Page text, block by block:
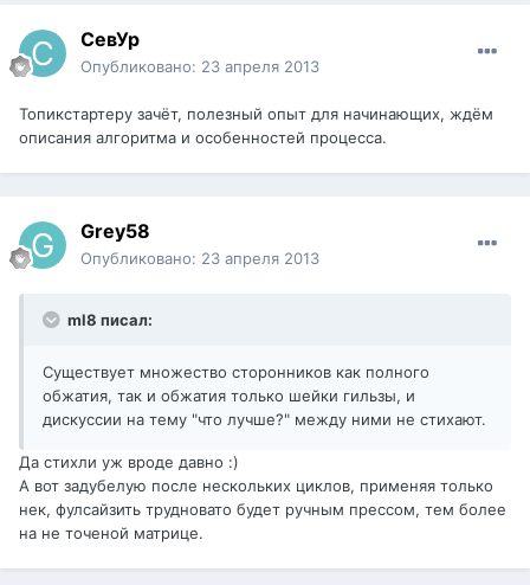
СевУр
Опубликовано: 23 апреля 2013
Топикстартеру зачёт, полезный опыт для начинающих, ждём
описания алгоритма и особенностей процесса.
Grey58
Опубликовано: 23 апреля 2013
ml8 писал:
Существует множество сторонников как полного
обжатия, так и обжатия только шейки гильзы, и
дискуссии на тему "что лучше?" между ними не стихают.
Да стихли уж вроде давно :)
А вот задубелую после нескольких циклов, применяя только
нек, фулсайзить трудновато будет ручным прессом, тем более
на не точеной матрице.